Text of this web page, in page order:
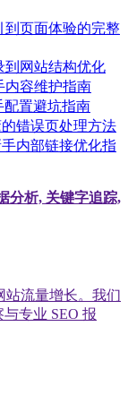
到页面体验的完整
到网站结构优化
内容维护指南
配置避坑指南
错误页处理方法
内部链接优化指
分析, 关键字追踪,
站流量增长。我们
与专业 SEO 报